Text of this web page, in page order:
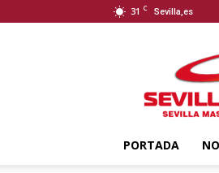
31 C Sevilla,es
Taurina
PORTADA